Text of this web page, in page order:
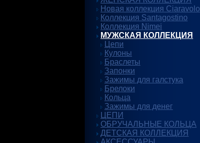
Новая коллекция Ciaravolo
Коллекция Santagostino
Коллекция Nimei
МУЖСКАЯ КОЛЛЕКЦИЯ
Цепи
Кулоны
Браслеты
Запонки
Зажимы для галстука
Брелоки
Кольца
Зажимы для денег
ЦЕПИ
ОБРУЧАЛЬНЫЕ КОЛЬЦА
ДЕТСКАЯ КОЛЛЕКЦИЯ